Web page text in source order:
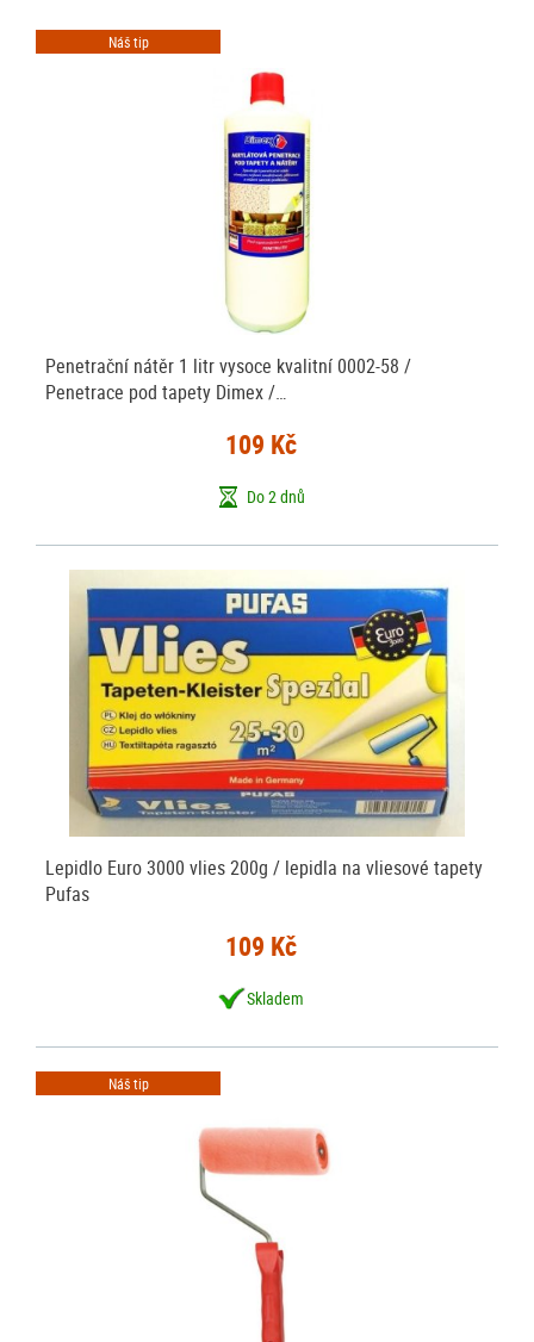
Náš tip
Penetrační nátěr 1 litr vysoce kvalitní 0002-58 /
Penetrace pod tapety Dimex /…
109 Kč
Do 2 dnů
Lepidlo Euro 3000 vlies 200g / lepidla na vliesové tapety
Pufas
109 Kč
Skladem
Náš tip